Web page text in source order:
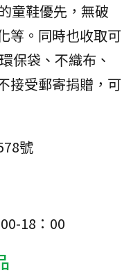
童鞋優先，無破
等。同時也收取可
保袋、不織布、
接受郵寄捐贈，可
號
18：00